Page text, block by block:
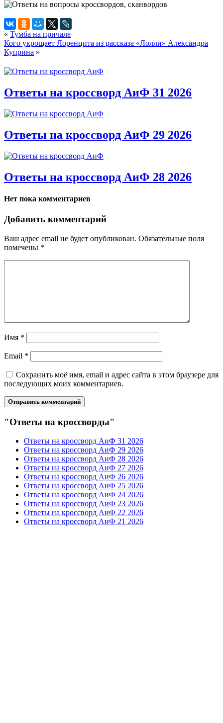
« Тумба на причале
Кого укрощает Лоренцита из рассказа «Лолли» Александра
Куприна »
Ответы на кроссворд АиФ 31 2026
Ответы на кроссворд АиФ 29 2026
Ответы на кроссворд АиФ 28 2026
Нет пока комментариев
Добавить комментарий
Ваш адрес email не будет опубликован. Обязательные поля
помечены *
Имя *
Email *
Сохранить моё имя, email и адрес сайта в этом браузере для
последующих моих комментариев.
"Ответы на кроссворды"
Ответы на кроссворд АиФ 31 2026
Ответы на кроссворд АиФ 29 2026
Ответы на кроссворд АиФ 28 2026
Ответы на кроссворд АиФ 27 2026
Ответы на кроссворд АиФ 26 2026
Ответы на кроссворд АиФ 25 2026
Ответы на кроссворд АиФ 24 2026
Ответы на кроссворд АиФ 23 2026
Ответы на кроссворд АиФ 22 2026
Ответы на кроссворд АиФ 21 2026